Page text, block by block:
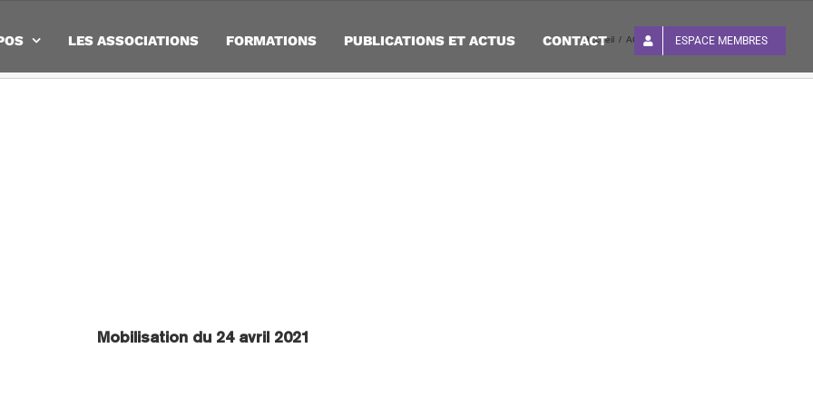
LES ASSOCIATIONS FORMATIONS PUBLICATIONS ET ACTUS CONTACT ESPACE MEMBRES
Accueil ACTUS : Emploi – Mobilisation 24 avril
Mobilisation du 24 avril 2021